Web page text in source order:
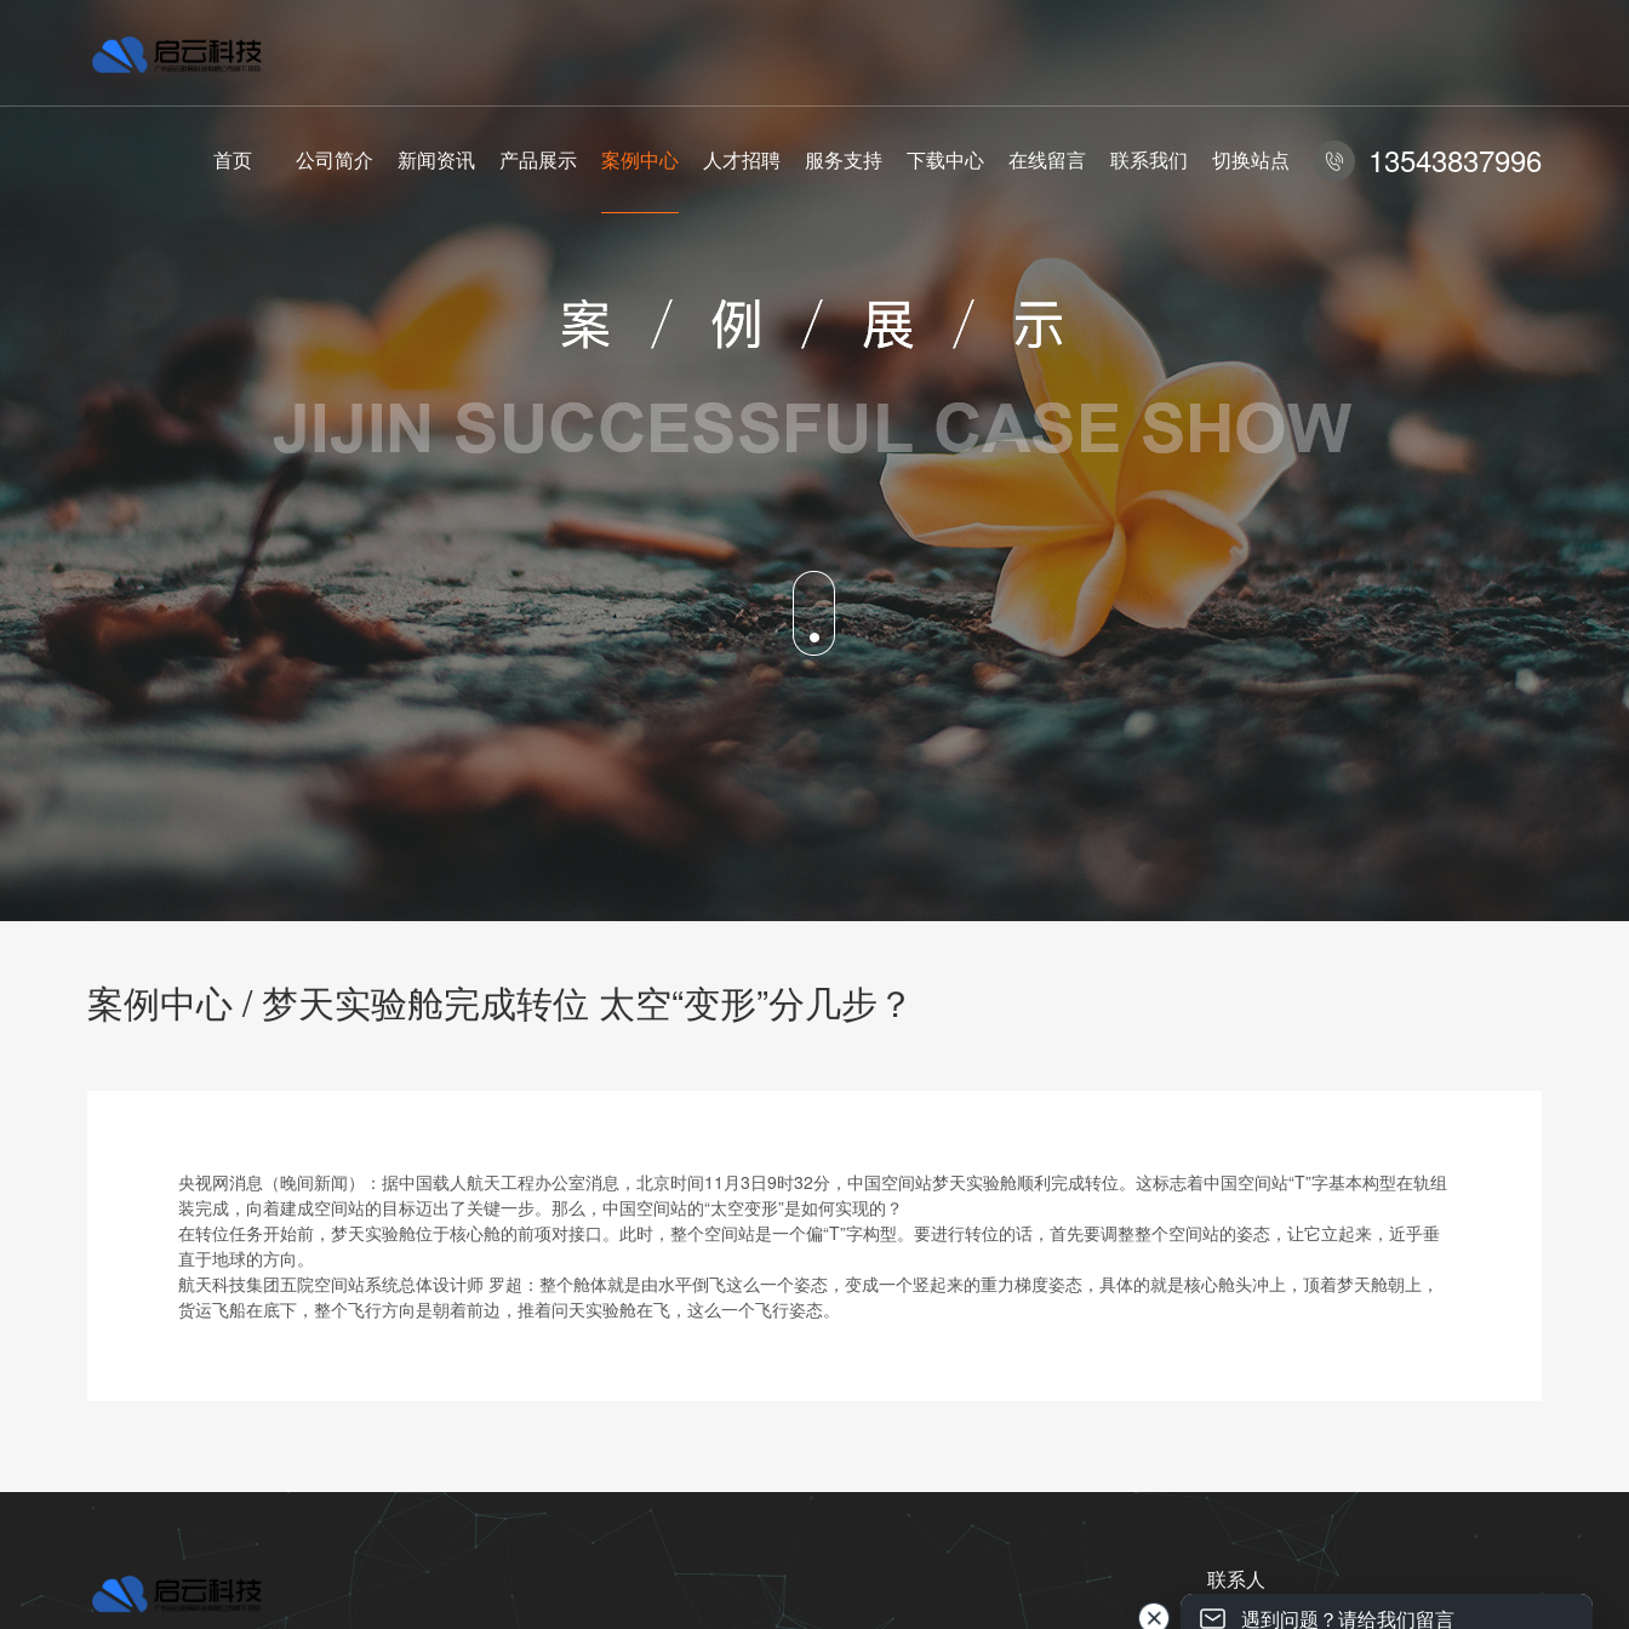
首页 公司简介 新闻资讯 产品展示 案例中心 人才招聘 服务支持 下载中心 在线留言 联系我们 切换站点  13543837996
案例中心 / 梦天实验舱完成转位 太空“变形”分几步？
央视网消息（晚间新闻）：据中国载人航天工程办公室消息，北京时间11月3日9时32分，中国空间站梦天实验舱顺利完成转位。这标志着中国空间站“T”字基本构型在轨组
装完成，向着建成空间站的目标迈出了关键一步。那么，中国空间站的“太空变形”是如何实现的？
在转位任务开始前，梦天实验舱位于核心舱的前项对接口。此时，整个空间站是一个偏“T”字构型。要进行转位的话，首先要调整整个空间站的姿态，让它立起来，近乎垂
直于地球的方向。
航天科技集团五院空间站系统总体设计师 罗超：整个舱体就是由水平倒飞这么一个姿态，变成一个竖起来的重力梯度姿态，具体的就是核心舱头冲上，顶着梦天舱朝上，
货运飞船在底下，整个飞行方向是朝着前边，推着问天实验舱在飞，这么一个飞行姿态。
联系人
遇到问题？请给我们留言